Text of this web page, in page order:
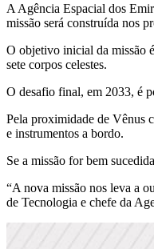
A Agência Espacial dos
missão será construída nos
O objetivo inicial da missão
sete corpos celestes.
O desafio final, em 2033, é
Pela proximidade de Vênus
e instrumentos a bordo.
Se a missão for bem
“A nova missão nos leva a
de Tecnologia e chefe da